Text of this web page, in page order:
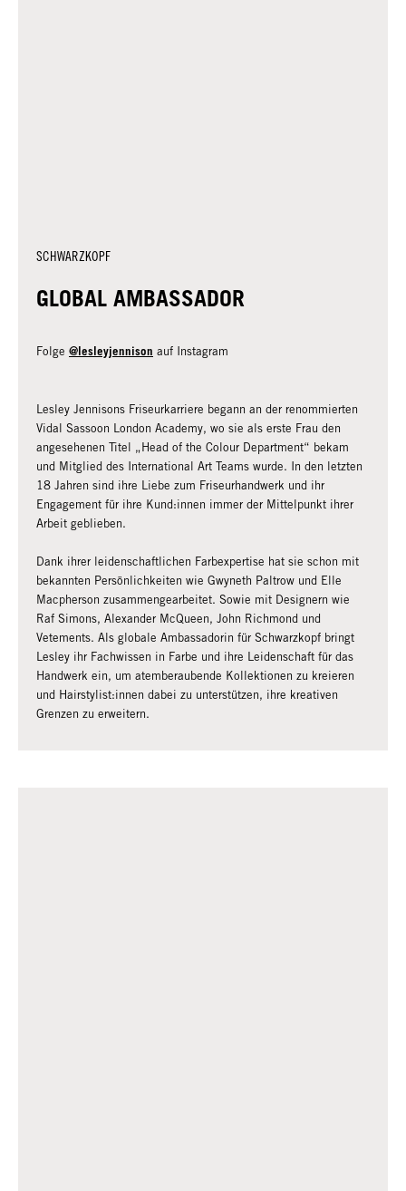
SCHWARZKOPF
GLOBAL AMBASSADOR
Folge @lesleyjennison auf Instagram
Lesley Jennisons Friseurkarriere begann an der renommierten
Vidal Sassoon London Academy, wo sie als erste Frau den
angesehenen Titel „Head of the Colour Department“ bekam
und Mitglied des International Art Teams wurde. In den letzten
18 Jahren sind ihre Liebe zum Friseurhandwerk und ihr
Engagement für ihre Kund:innen immer der Mittelpunkt ihrer
Arbeit geblieben.
Dank ihrer leidenschaftlichen Farbexpertise hat sie schon mit
bekannten Persönlichkeiten wie Gwyneth Paltrow und Elle
Macpherson zusammengearbeitet. Sowie mit Designern wie
Raf Simons, Alexander McQueen, John Richmond und
Vetements. Als globale Ambassadorin für Schwarzkopf bringt
Lesley ihr Fachwissen in Farbe und ihre Leidenschaft für das
Handwerk ein, um atemberaubende Kollektionen zu kreieren
und Hairstylist:innen dabei zu unterstützen, ihre kreativen
Grenzen zu erweitern.